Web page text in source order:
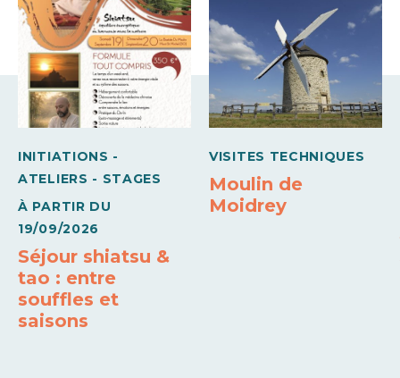
Moyens de paiement
Chèques bancaires et postaux Chèques Vacances Espèces
Draps et linges compris Chauffage
INITIATIONS -
ATELIERS - STAGES
À PARTIR DU
19/09/2026
Séjour shiatsu &
tao : entre
souffles et
saisons
VISITES TECHNIQUES
Moulin de
Moidrey